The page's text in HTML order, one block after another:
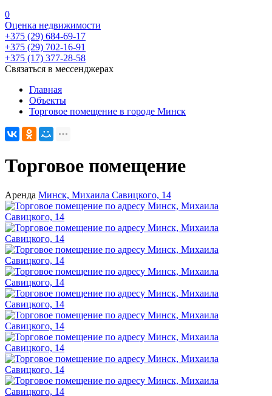
0
Оценка недвижимости
+375 (29) 684-69-17
+375 (29) 702-16-91
+375 (17) 377-28-58
Связаться в мессенджерах
Главная
Объекты
Торговое помещение в городе Минск
Торговое помещение
Аренда Минск, Михаила Савицкого, 14